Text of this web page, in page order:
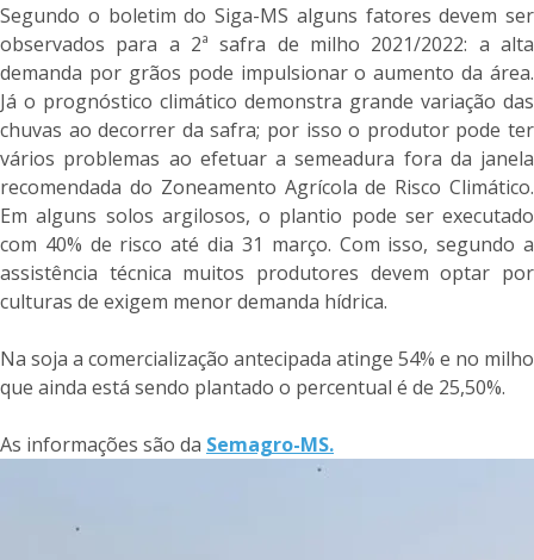
Segundo o boletim do Siga-MS alguns fatores devem ser
observados para a 2ª safra de milho 2021/2022: a alta
demanda por grãos pode impulsionar o aumento da área.
Já o prognóstico climático demonstra grande variação das
chuvas ao decorrer da safra; por isso o produtor pode ter
vários problemas ao efetuar a semeadura fora da janela
recomendada do Zoneamento Agrícola de Risco Climático.
Em alguns solos argilosos, o plantio pode ser executado
com 40% de risco até dia 31 março. Com isso, segundo a
assistência técnica muitos produtores devem optar por
culturas de exigem menor demanda hídrica.
Na soja a comercialização antecipada atinge 54% e no milho
que ainda está sendo plantado o percentual é de 25,50%.
As informações são da Semagro-MS.